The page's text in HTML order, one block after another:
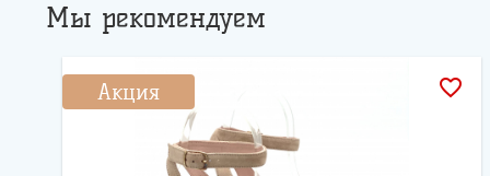
Мы рекомендуем
Акция favorite_border